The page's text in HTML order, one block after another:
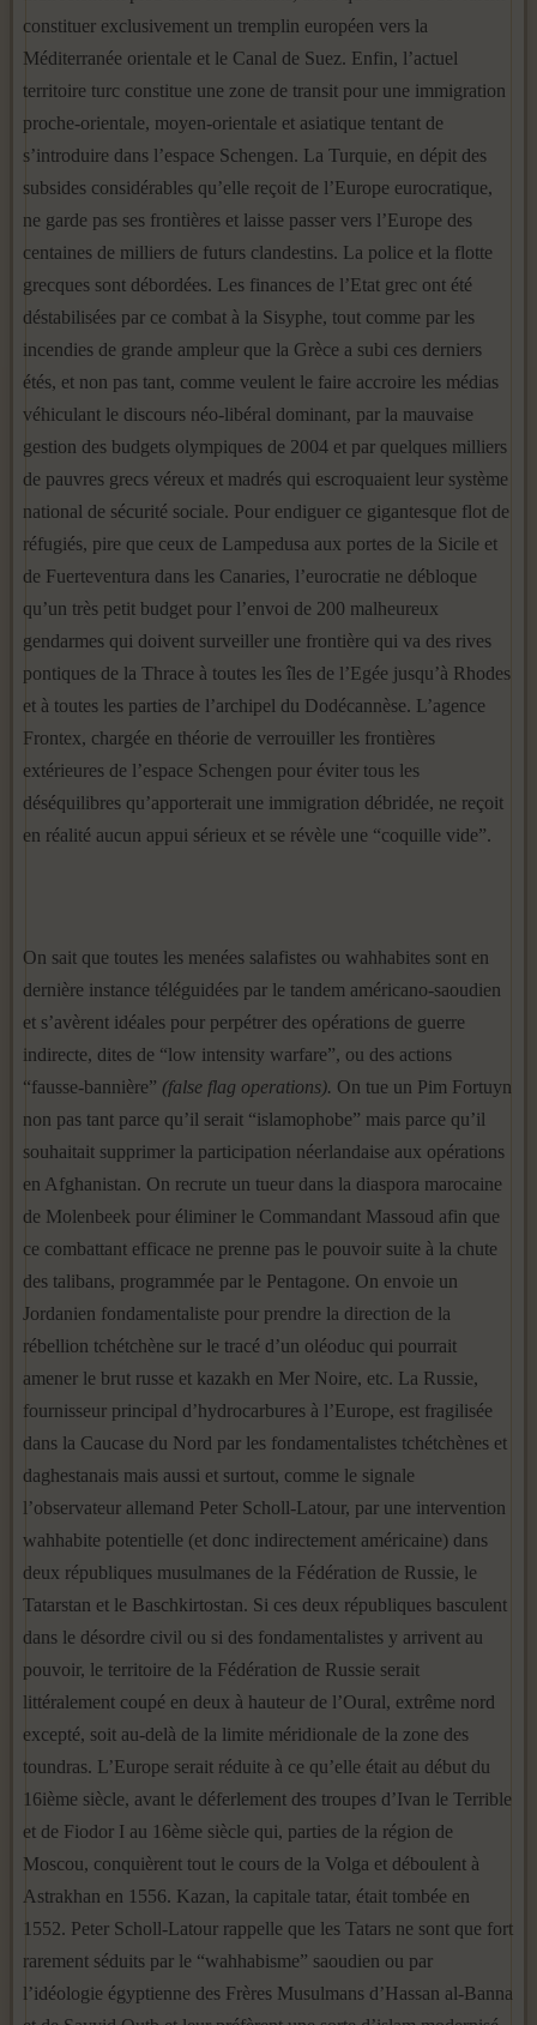
constituer exclusivement un tremplin européen vers la
Méditerranée orientale et le Canal de Suez. Enfin, l’actuel
territoire turc constitue une zone de transit pour une immigration
proche-orientale, moyen-orientale et asiatique tentant de
s’introduire dans l’espace Schengen. La Turquie, en dépit des
subsides considérables qu’elle reçoit de l’Europe eurocratique,
ne garde pas ses frontières et laisse passer vers l’Europe des
centaines de milliers de futurs clandestins. La police et la flotte
grecques sont débordées. Les finances de l’Etat grec ont été
déstabilisées par ce combat à la Sisyphe, tout comme par les
incendies de grande ampleur que la Grèce a subi ces derniers
étés, et non pas tant, comme veulent le faire accroire les médias
véhiculant le discours néo-libéral dominant, par la mauvaise
gestion des budgets olympiques de 2004 et par quelques milliers
de pauvres grecs véreux et madrés qui escroquaient leur système
national de sécurité sociale. Pour endiguer ce gigantesque flot de
réfugiés, pire que ceux de Lampedusa aux portes de la Sicile et
de Fuerteventura dans les Canaries, l’eurocratie ne débloque
qu’un très petit budget pour l’envoi de 200 malheureux
gendarmes qui doivent surveiller une frontière qui va des rives
pontiques de la Thrace à toutes les îles de l’Egée jusqu’à Rhodes
et à toutes les parties de l’archipel du Dodécannèse. L’agence
Frontex, chargée en théorie de verrouiller les frontières
extérieures de l’espace Schengen pour éviter tous les
déséquilibres qu’apporterait une immigration débridée, ne reçoit
en réalité aucun appui sérieux et se révèle une “coquille vide”.
On sait que toutes les menées salafistes ou wahhabites sont en
dernière instance téléguidées par le tandem américano-saoudien
et s’avèrent idéales pour perpétrer des opérations de guerre
indirecte, dites de “low intensity warfare”, ou des actions
“fausse-bannière” (false flag operations). On tue un Pim Fortuyn
non pas tant parce qu’il serait “islamophobe” mais parce qu’il
souhaitait supprimer la participation néerlandaise aux opérations
en Afghanistan. On recrute un tueur dans la diaspora marocaine
de Molenbeek pour éliminer le Commandant Massoud afin que
ce combattant efficace ne prenne pas le pouvoir suite à la chute
des talibans, programmée par le Pentagone. On envoie un
Jordanien fondamentaliste pour prendre la direction de la
rébellion tchétchène sur le tracé d’un oléoduc qui pourrait
amener le brut russe et kazakh en Mer Noire, etc. La Russie,
fournisseur principal d’hydrocarbures à l’Europe, est fragilisée
dans la Caucase du Nord par les fondamentalistes tchétchènes et
daghestanais mais aussi et surtout, comme le signale
l’observateur allemand Peter Scholl-Latour, par une intervention
wahhabite potentielle (et donc indirectement américaine) dans
deux républiques musulmanes de la Fédération de Russie, le
Tatarstan et le Baschkirtostan. Si ces deux républiques basculent
dans le désordre civil ou si des fondamentalistes y arrivent au
pouvoir, le territoire de la Fédération de Russie serait
littéralement coupé en deux à hauteur de l’Oural, extrême nord
excepté, soit au-delà de la limite méridionale de la zone des
toundras. L’Europe serait réduite à ce qu’elle était au début du
16ième siècle, avant le déferlement des troupes d’Ivan le Terrible
et de Fiodor I au 16ème siècle qui, parties de la région de
Moscou, conquièrent tout le cours de la Volga et déboulent à
Astrakhan en 1556. Kazan, la capitale tatar, était tombée en
1552. Peter Scholl-Latour rappelle que les Tatars ne sont que fort
rarement séduits par le “wahhabisme” saoudien ou par
l’idéologie égyptienne des Frères Musulmans d’Hassan al-Banna